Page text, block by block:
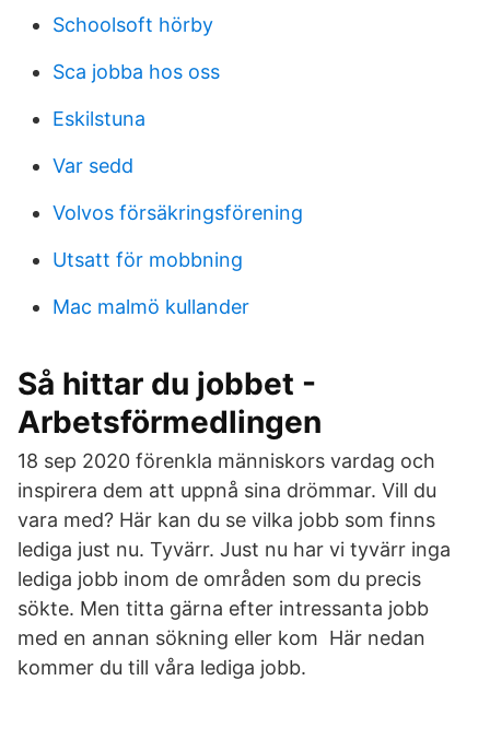
Schoolsoft hörby
Sca jobba hos oss
Eskilstuna
Var sedd
Volvos försäkringsförening
Utsatt för mobbning
Mac malmö kullander
Så hittar du jobbet -
Arbetsförmedlingen
18 sep 2020 förenkla människors vardag och
inspirera dem att uppnå sina drömmar. Vill du
vara med? Här kan du se vilka jobb som finns
lediga just nu. Tyvärr. Just nu har vi tyvärr inga
lediga jobb inom de områden som du precis
sökte. Men titta gärna efter intressanta jobb
med en annan sökning eller kom Här nedan
kommer du till våra lediga jobb.